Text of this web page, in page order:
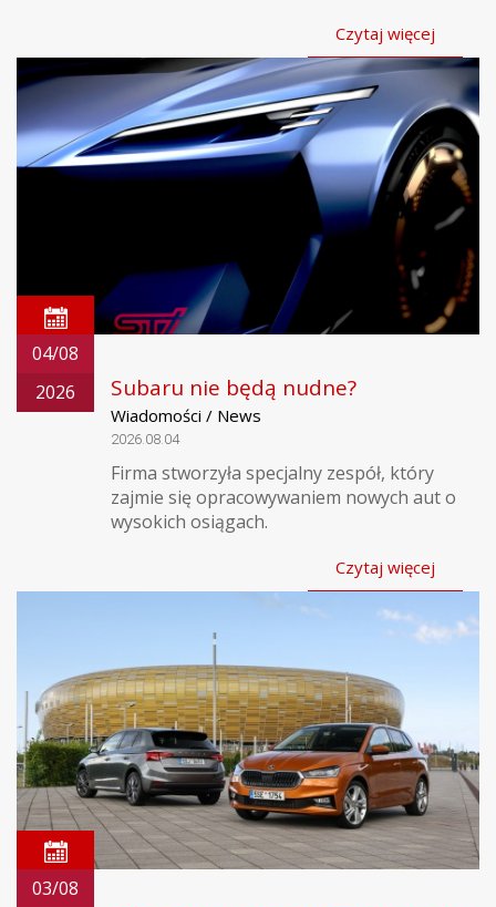
Czytaj więcej
04/08
2026
Subaru nie będą nudne?
Wiadomości / News
2026.08.04
Firma stworzyła specjalny zespół, który
zajmie się opracowywaniem nowych aut o
wysokich osiągach.
Czytaj więcej
03/08